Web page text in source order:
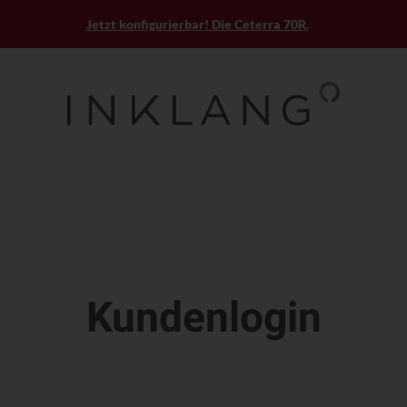
Jetzt konfigurierbar! Die Ceterra 70R.
Kundenlogin